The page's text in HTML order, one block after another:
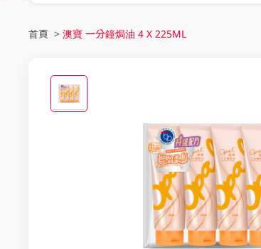
首頁 > 澳寶 一分鐘焗油 4 X 225ML